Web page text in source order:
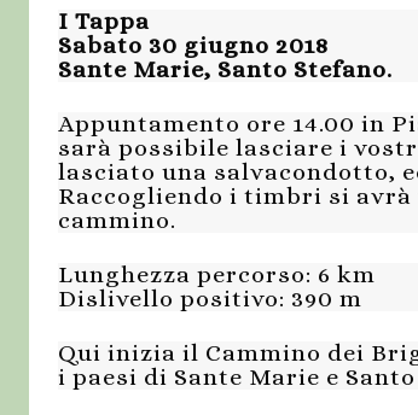
I Tappa
Sabato 30 giugno 2018
Sante Marie, Santo Stefano.
Appuntamento ore 14.00 in
sarà possibile lasciare i
lasciato una salvacondotto,
Raccogliendo i timbri si avrà
cammino.
Lunghezza percorso: 6 km
Dislivello positivo: 390 m
Qui inizia il Cammino dei
i paesi di Sante Marie e